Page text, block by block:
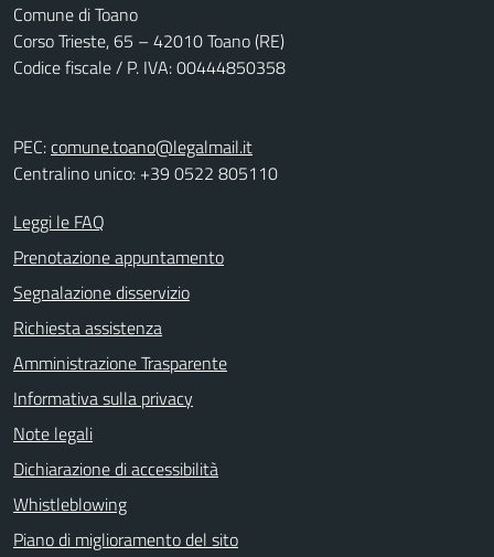
Comune di Toano
Corso Trieste, 65 – 42010 Toano (RE)
Codice fiscale / P. IVA: 00444850358
PEC:comune.toano@legalmail.it
Centralino unico: +39 0522 805110
Leggi le FAQ
Prenotazione appuntamento
Segnalazione disservizio
Richiesta assistenza
Amministrazione Trasparente
Informativa sulla privacy
Note legali
Dichiarazione di accessibilità
Whistleblowing
Piano di miglioramento del sito